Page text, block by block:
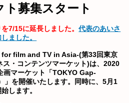
ト募集スタート
を7/15に延長しました。代表のあいさ
ました。
film and TV in Asia-(第33回東京
・コンテンツマーケット)は、2020
画マーケット
「TOKYO Gap-
を開催いたします。同時に、5月1
します。